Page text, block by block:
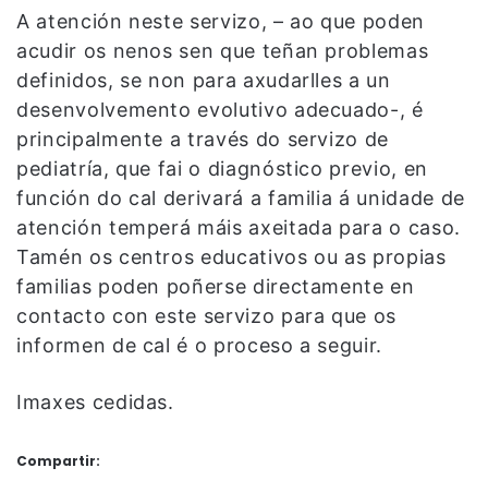
A atención neste servizo, – ao que poden
acudir os nenos sen que teñan problemas
definidos, se non para axudarlles a un
desenvolvemento evolutivo adecuado-, é
principalmente a través do servizo de
pediatría, que fai o diagnóstico previo, en
función do cal derivará a familia á unidade de
atención temperá máis axeitada para o caso.
Tamén os centros educativos ou as propias
familias poden poñerse directamente en
contacto con este servizo para que os
informen de cal é o proceso a seguir.
Imaxes cedidas.
Compartir: